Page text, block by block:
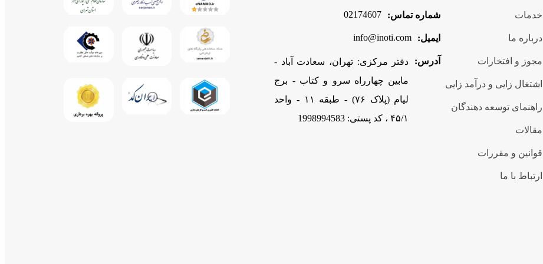
خدمات
درباره ما
مجوز و افتخارات
اشتغال زایی و درآمد زایی
راهنمای توسعه دهندگان
مقالات
قوانین و مقررات
ارتباط با ما
شماره تماس: 02174607
ایمیل: info@inoti.com
آدرس:
دفتر مرکزی: تهران، سعادت آباد -
مابین چهارراه سرو و کتاب - برج
لیام (پلاک ۷۶) - طبقه ۱۱ - واحد
۴۵/۱ ، کد پستی: 1998994583